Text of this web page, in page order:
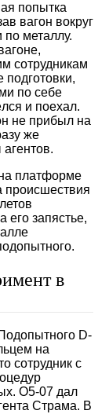
попытка
вагон вокруг
металлу.
сотрудникам
подготовки,
по себе
и поехал.
не прибыл на
же
платформе
происшествия
его запястье,
в
D-
на
сотрудник с
О5-07 дал
Страма. В